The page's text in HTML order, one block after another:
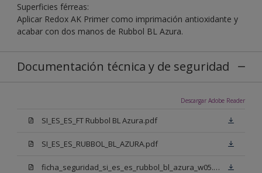
Superficies férreas:
Aplicar Redox AK Primer como imprimación antioxidante y
acabar con dos manos de Rubbol BL Azura.
Documentación técnica y de seguridad
Descargar Adobe Reader
SI_ES_ES_FT Rubbol BL Azura.pdf
SI_ES_ES_RUBBOL_BL_AZURA.pdf
ficha_seguridad_si_es_es_rubbol_bl_azura_w05.pdf